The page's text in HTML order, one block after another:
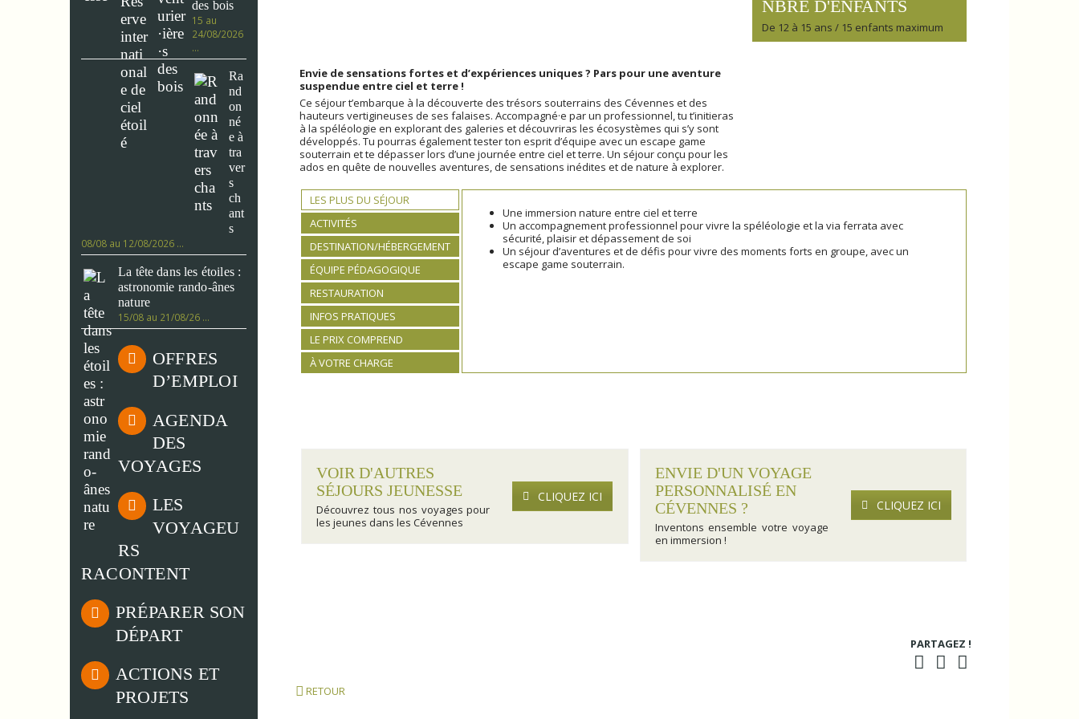
NBRE D'ENFANTS
De 12 à 15 ans / 15 enfants maximum
Envie de sensations fortes et d’expériences uniques ? Pars pour une aventure
suspendue entre ciel et terre !
Ce séjour t’embarque à la découverte des trésors souterrains des Cévennes et des
hauteurs vertigineuses de ses falaises. Accompagné·e par un professionnel, tu t’initieras
à la spéléologie en explorant des galeries et découvriras les écosystèmes qui s’y sont
développés. Tu pourras également tester ton esprit d’équipe avec un escape game
souterrain et te dépasser lors d’une journée entre ciel et terre. Un séjour conçu pour les
ados en quête de nouvelles aventures, de sensations inédites et de nature à explorer.
LES PLUS DU SÉJOUR
ACTIVITÉS
DESTINATION/HÉBERGEMENT
ÉQUIPE PÉDAGOGIQUE
RESTAURATION
INFOS PRATIQUES
LE PRIX COMPREND
À VOTRE CHARGE
Une immersion nature entre ciel et terre
Un accompagnement professionnel pour vivre la spéléologie et la via ferrata avec
sécurité, plaisir et dépassement de soi
Un séjour d’aventures et de défis pour vivre des moments forts en groupe, avec un
escape game souterrain.
VOIR D'AUTRES
SÉJOURS JEUNESSE
Découvrez tous nos voyages pour
les jeunes dans les Cévennes
CLIQUEZ ICI
ENVIE D'UN VOYAGE
PERSONNALISÉ EN
CÉVENNES ?
Inventons ensemble votre voyage
en immersion !
CLIQUEZ ICI
PARTAGEZ !
RETOUR
des bois
15 au
24/08/2026
…
Ra
nd
on
né
e à
tra
ver
s
ch
ant
s
08/08 au 12/08/2026 …
La tête dans les étoiles :
astronomie rando-ânes
nature
15/08 au 21/08/26 …
OFFRES
D’EMPLOI
AGENDA
DES
VOYAGES
LES
VOYAGEU
RS
RACONTENT
PRÉPARER SON
DÉPART
ACTIONS ET
PROJETS